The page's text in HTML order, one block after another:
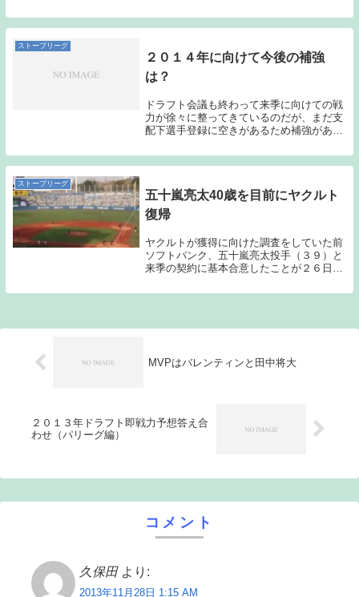
ことである。正直このタイミングで選手獲
得には、慣れていないため驚いてしまっ
ストーブリーグ
２０１４年に向けて今後の補強
は？
ドラフト会議も終わって来季に向けての戦
力が徐々に整ってきているのだが、まだ支
配下選手登録に空きがあるため補強があり
発表された選手の内訳は、投手７名、捕手
１名、内野手３名、外野手１名の合計１２
ストーブリーグ
五十嵐亮太40歳を目前にヤクルト
復帰
ヤクルトが獲得に向けた調査をしていた前
ソフトバンク、五十嵐亮太投手（３９）と
来季の契約に基本合意したことが２６日、
『お世話になります』という電話がありま
MVPはバレンティンと田中将大
２０１３年ドラフト即戦力予想答え合
わせ（パリーグ編）
コメント
久保田 より:
2013年11月28日 1:15 AM